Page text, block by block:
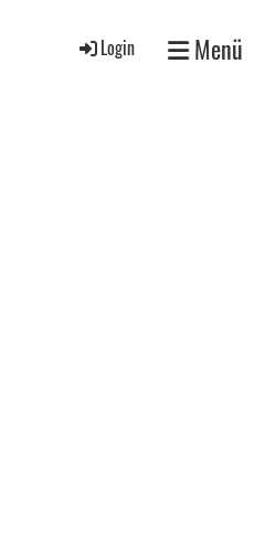
Login Menü